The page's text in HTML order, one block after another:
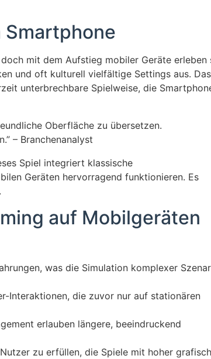
mit dem Aufstieg mobiler Geräte erleben
und oft kulturell vielfältige Settings aus. Das
unterbrechbare Spielweise, die
Oberfläche zu übersetzen.
– Branchenanalyst
Spiel integriert klassische
Geräten hervorragend funktionieren. Es
auf Mobilgeräten
was die Simulation komplexer
Interaktionen, die zuvor nur auf stationären
erlauben längere, beeindruckend
zu erfüllen, die Spiele mit hoher